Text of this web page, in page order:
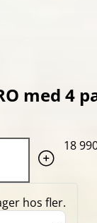
med 4
18
hos fler.